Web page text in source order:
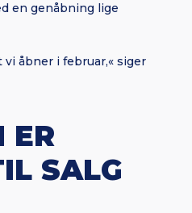
en genåbning lige
vi åbner i februar,« siger
ER
SALG